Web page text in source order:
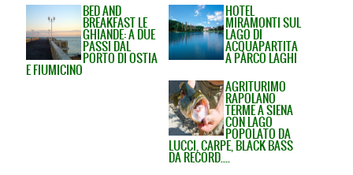
BED AND
BREAKFAST LE
GHIANDE: A DUE
PASSI DAL
PORTO DI OSTIA
E FIUMICINO
HOTEL
MIRAMONTI SUL
LAGO DI
ACQUAPARTITA
A PARCO LAGHI
AGRITURIMO
RAPOLANO
TERME A SIENA
CON LAGO
POPOLATO DA
LUCCI, CARPE, BLACK BASS
DA RECORD....